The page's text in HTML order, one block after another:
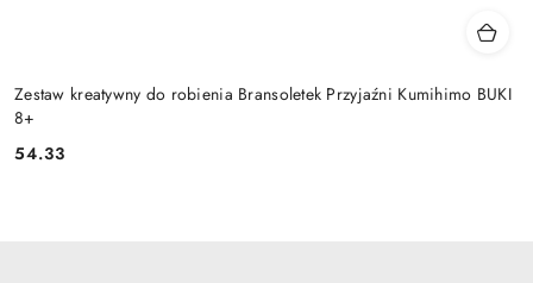
Zestaw kreatywny do robienia Bransoletek Przyjaźni Kumihimo BUKI
8+
Cena:
54.33